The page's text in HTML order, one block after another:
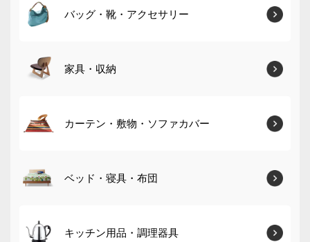
バッグ・靴・アクセサリー
家具・収納
カーテン・敷物・ソファカバー
ベッド・寝具・布団
キッチン用品・調理器具